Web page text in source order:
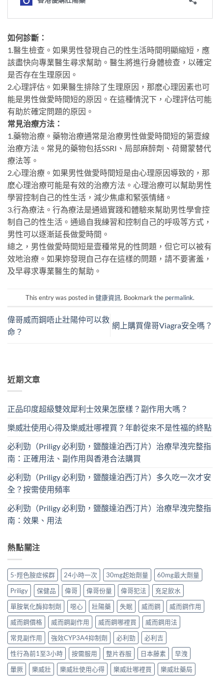
如何診斷：
1.醫生檢查。如果男性發現自己的性生活時間明顯縮短，應
該盡快向專業醫生尋求幫助。醫生將進行身體檢查，以確定
是否存在生理原因。
2.心理評估。如果醫生排除了生理原因，那麽心理因素也可
能是男性做愛時間短的原因。在這種情況下，心理評估可能
有助於確定問題的原因。
常見治療方法：
1.藥物治療。藥物治療通常是治療男性做愛時間短的第壹線
治療方法。常見的藥物包括SSRI、局部麻醉劑、荷爾蒙替代
療法等。
2.心理治療。如果男性做愛時間短是由心理原因導致的，那
麽心理治療可能是有效的治療方法。心理治療可以幫助男性
學習控制自己的性生活，減少焦慮和緊張情緒。
3.行為療法。行為療法是通過實踐和體驗來幫助男性學會控
制自己的性生活。通過自我練習和控制自己的呼吸等方式，
男性可以逐漸延長做愛時間。
總之，男性做愛時間短是壹種常見的性問題，但它可以被有
效地治療。如果妳發現自己存在這樣的問題，請不要害羞，
及早尋求專業醫生的幫助。
This entry was posted in健康資訊. Bookmark the permalink.
偉哥威而鋼唔止壯陽仲可以救
命？
網上購買偉哥Viagra安全嗎？
近期文章
正品印度超級雙效犀利士效果怎麼樣？副作用大嗎？
樂威壯使用心得及樂威壯哪裡買？年齡從來不是性福的終點
必利勁（Priligy 必利勁，鹽酸達泊西汀片）治療早洩完整指
南：正確用法、副作用與香港合法購買
必利勁（Priligy 必利勁，鹽酸達泊西汀片）多久吃一次才安
全？按需使用頻率
必利勁（Priligy 必利勁，鹽酸達泊西汀片）治療早洩完整指
南：效果、用法
熱點關注
5-羥色胺症候群 24小時一次 30mg起始劑量
60mg最大劑量
Priligy
保健品 偉哥 偉哥份量 偉哥犯法
充足飲水
單胺氧化酶抑制劑
噁心 壯陽藥 失眠 威而鋼
威而鋼作用
威而鋼價格
威而鋼副作用 威而鋼哪裡買
威而鋼用法
常見副作用
強效CYP3A4抑制劑 必利勁
必利吉
性行為前1至3小時
按需服用 整片吞服 日本藤素
早洩
暈厥
樂威壯 樂威壯使用心得 樂威壯哪裡買 樂威壯藥局